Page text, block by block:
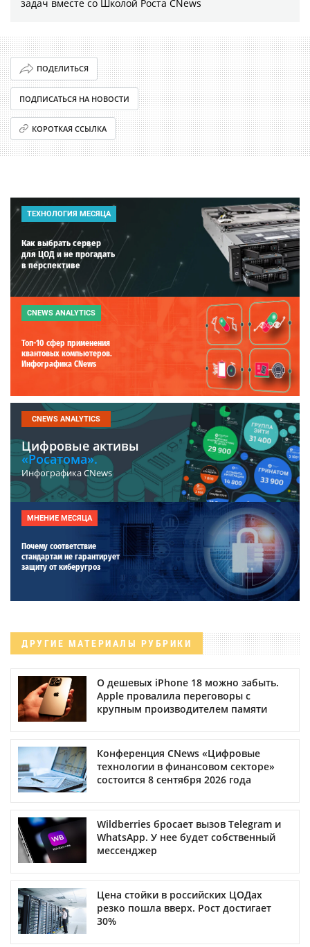
задач вместе со Школой Роста CNews
ПОДЕЛИТЬСЯ
ПОДПИСАТЬСЯ НА НОВОСТИ
КОРОТКАЯ ССЫЛКА
ТЕХНОЛОГИЯ МЕСЯЦА
Как выбрать сервер
для ЦОД и не прогадать
в перспективе
CNEWS ANALYTICS
Топ-10 сфер применения
квантовых компьютеров.
Инфографика CNews
CNEWS ANALYTICS
Цифровые активы
«Росатома».
Инфографика CNews
МНЕНИЕ МЕСЯЦА
Почему соответствие
стандартам не гарантирует
защиту от киберугроз
ДРУГИЕ МАТЕРИАЛЫ РУБРИКИ
О дешевых iPhone 18 можно забыть.
Apple провалила переговоры с
крупным производителем памяти
Конференция CNews «Цифровые
технологии в финансовом секторе»
состоится 8 сентября 2026 года
Wildberries бросает вызов Telegram и
WhatsApp. У нее будет собственный
мессенджер
Цена стойки в российских ЦОДах
резко пошла вверх. Рост достигает
30%